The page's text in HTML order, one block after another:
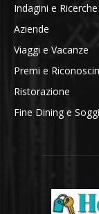
Indagini e Ricerche
Aziende
Viaggi e Vacanze
Premi e
Ristorazione
Fine Dining e